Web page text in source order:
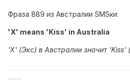
Фраза 889 из Австралии SMSки:
'X' means 'Kiss' in Australia
'X' (Экс) в Австралии значит 'Kiss'